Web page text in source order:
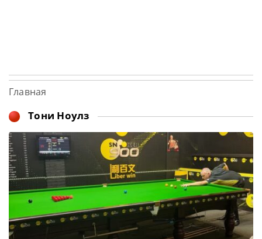
Главная
Тони Ноулз